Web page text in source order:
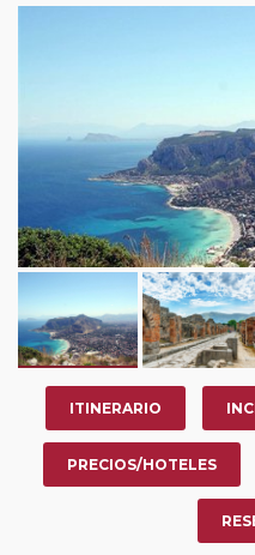
ITINERARIO
PRECIOS/HOTELES